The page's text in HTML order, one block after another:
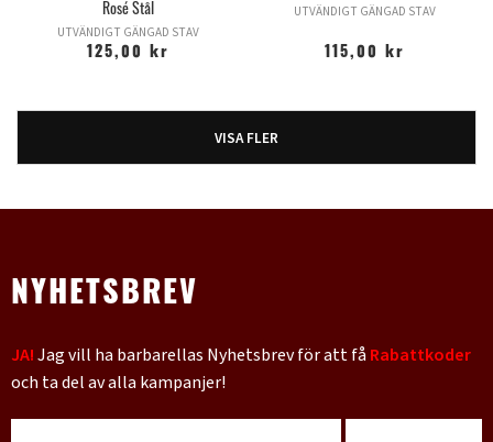
Rosé Stål
UTVÄNDIGT GÄNGAD STAV
125,00 kr
UTVÄNDIGT GÄNGAD STAV
115,00 kr
VISA FLER
NYHETSBREV
JA!Jag vill ha barbarellas Nyhetsbrev för att fåRabattkoder
och ta del av alla kampanjer!